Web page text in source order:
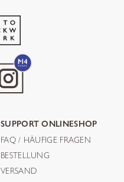
SUPPORT ONLINESHOP
FAQ / HÄUFIGE FRAGEN
BESTELLUNG
VERSAND